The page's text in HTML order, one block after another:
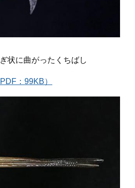
状に曲がったくちばし
：99KB）